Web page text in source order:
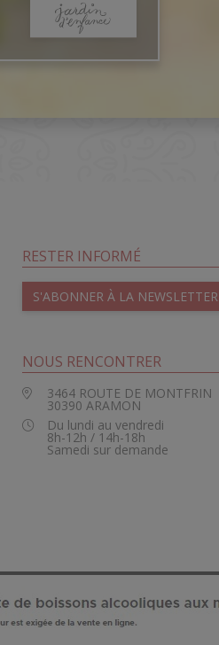
RESTER INFORMÉ
S'ABONNER À LA NEWSLETTER
NOUS RENCONTRER
3464 ROUTE DE MONTFRIN
30390 ARAMON
Du lundi au vendredi
8h-12h / 14h-18h
Samedi sur demande